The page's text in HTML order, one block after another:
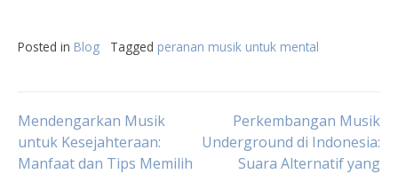
Posted in Blog Tagged peranan musik untuk mental
Post
Mendengarkan Musik
untuk Kesejahteraan:
Manfaat dan Tips Memilih
Perkembangan Musik
Underground di Indonesia:
Suara Alternatif yang